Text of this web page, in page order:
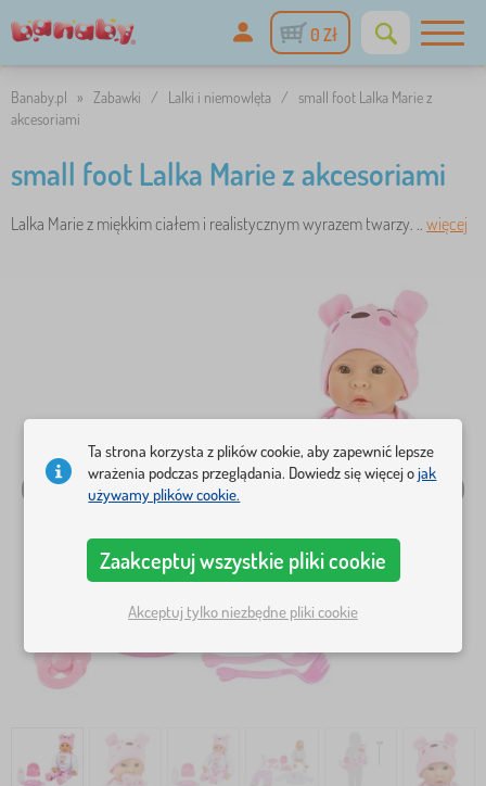
0 Zł
Banaby.pl » Zabawki / Lalki i niemowlęta /
small foot Lalka Marie z
akcesoriami
small foot Lalka Marie z akcesoriami
Lalka Marie z miękkim ciałem i realistycznym wyrazem twarzy. .. więcej
Ta strona korzysta z plików cookie, aby zapewnić lepsze
wrażenia podczas przeglądania. Dowiedz się więcej ojak
używamy plików cookie.
Zaakceptuj wszystkie pliki cookie
Akceptuj tylko niezbędne pliki cookie